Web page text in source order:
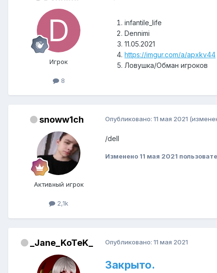
Игрок
8
infantile_life
Dennimi
11.05.2021
https://imgur.com/a/apxkv44
Ловушка/Обман игроков
snoww1ch
Активный игрок
2,1k
Опубликовано: 11 мая 2021
/dell
Изменено 11 мая 2021
_Jane_KoTeK_ Опубликовано: 11 мая 2021
Закрыто.